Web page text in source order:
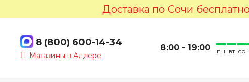
Доставка по Сочи
8 (800) 600-14-34
Магазины в Адлере
8:00 - 19:00 пн вт ср